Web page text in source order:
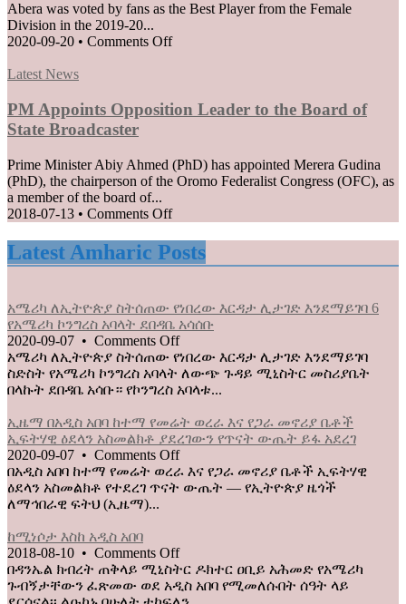
the
reopen
on
Abera was voted by fans as the Best Player from the Female
Division in the 2019-20...
2020-09-20 • Comments Offon
Award
2020
Loza
Abera
Posted
Latest News
PM Appoints Opposition Leader to the Board of
State Broadcaster
Prime Minister Abiy Ahmed (PhD) has appointed Merera Gudina
(PhD), the chairperson of the Oromo Federalist Congress (OFC), as
a member of the board of...
2018-07-13 • Comments Offon
Appoints
Opposition
the
Board
of
State
Broadcaster
Latest Amharic Posts
አሜሪካ ለኢትዮጵያ ስትሰጠው የነበረው እርዳታ ሊታገድ እንደማይገባ 6
የአሜሪካ ኮንግረስ አባላት ደበዳቤ አሳሰቡ
2020-09-07 • Comments Offon
አሜሪካ
ለኢትዮጵያ
ስትሰጠው
እርዳታ
ሊታገድ
እንደማይገባ
6
የአሜሪካ
አሳሰቡ
አሜሪካ ለኢትዮጵያ ስትሰጠው የነበረው እርዳታ ሊታገድ እንደማይገባ
ስድስት የአሜሪካ ኮንግረስ አባላት ለውጭ ጉዳይ ሚኒስትር መስሪያቤት
በላኩት ደበዳቤ አሳቡ። የኮንግረስ አባላቱ...
ኢዜማ በአዲስ አበባ ከተማ የመሬት ወረራ እና የጋራ መኖሪያ ቤቶች
ኢፍትሃዊ ዕደላን አስመልክቶ ያደረገውን የጥናት ውጤት ይፋ አደረገ
2020-09-07 • Comments Offon
ኢዜማ
በአዲስ
ወረራ
እና
የጋራ
በአዲስ አበባ ከተማ የመሬት ወረራ እና የጋራ መኖሪያ ቤቶች ኢፍትሃዊ
ዕደላን አስመልክቶ የተደረገ ጥናት ውጤት — የኢትዮጵያ ዜጎች
ለማኅበራዊ ፍትህ (ኢዜማ)...
ከሚነሶታ እስከ አዲስ አበባ
2018-08-10 • Comments Offon
ከሚነሶታ
እስከ
በዳንኤል ክብረት ጠቅላይ ሚኒስትር ዶክተር ዐቢይ አሕመድ የአሜሪካ
ጉብኝታቸውን ፈጽመው ወደ አዲስ አበባ የሚመለሱበት ሰዓት ላይ